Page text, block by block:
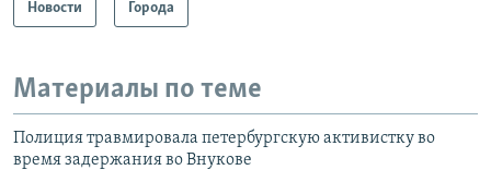
Новости Города
Материалы по теме
Полиция травмировала петербургскую активистку во
время задержания во Внукове